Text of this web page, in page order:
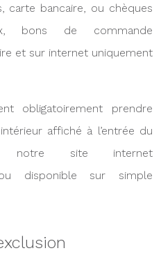
carte bancaire, ou chèques
bons de commande
et sur internet uniquement
obligatoirement prendre
affiché à l’entrée du
notre site internet
ou disponible sur simple